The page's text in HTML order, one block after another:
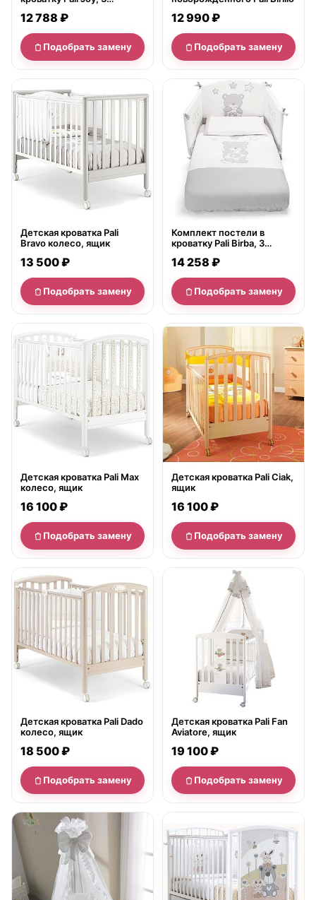
12 788 ₽
Подобрать замену
12 990 ₽
Подобрать замену
нет в продаже
Детская кроватка Pali
Bravo колесо, ящик
13 500 ₽
Подобрать замену
нет в продаже
Комплект постели в
кроватку Pali Birba, 3
14 258 ₽
Подобрать замену
нет в продаже
Детская кроватка Pali Max
колесо, ящик
16 100 ₽
Подобрать замену
Детская кроватка Pali Ciak,
ящик
16 100 ₽
Подобрать замену
нет в продаже
Детская кроватка Pali Dado
колесо, ящик
18 500 ₽
Подобрать замену
Детская кроватка Pali Fan
Aviatore, ящик
19 100 ₽
Подобрать замену
нет в продаже нет в продаже